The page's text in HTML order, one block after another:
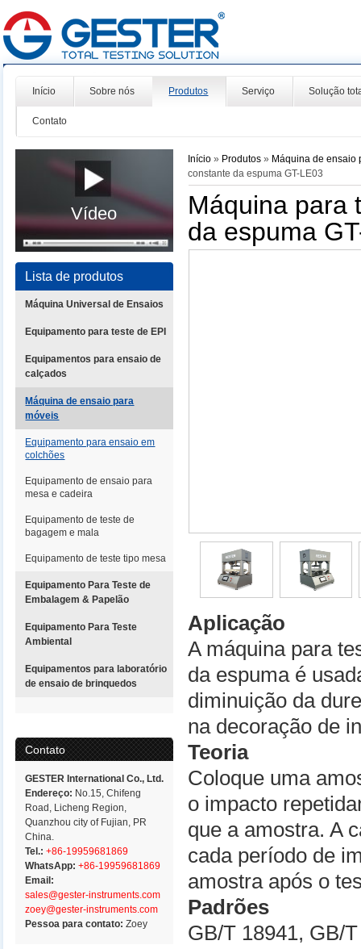
Início Sobre nós Produtos Serviço Solução
Contato
Vídeo
Lista de produtos
Máquina Universal de Ensaios
Equipamento para teste de EPI
Equipamentos para ensaio de
calçados
Máquina de ensaio para
móveis
Equipamento para ensaio em
colchões
Equipamento de ensaio para
mesa e cadeira
Equipamento de teste de
bagagem e mala
Equipamento de teste tipo mesa
Equipamento Para Teste de
Embalagem & Papelão
Equipamento Para Teste
Ambiental
Equipamentos para laboratório
de ensaio de brinquedos
Contato
GESTER International Co., Ltd.
Endereço: No.15, Chifeng
Road, Licheng Region,
Quanzhou city of Fujian, PR
China.
Tel.: +86-19959681869
WhatsApp: +86-19959681869
Email:
sales@gester-instruments.com
zoey@gester-instruments.com
Pessoa para contato:Zoey
Início » Produtos» Máquina de ensaio
constante da espuma GT-LE03
Máquina para
da espuma
Aplicação
A máquina para
da espuma é
diminuição da
na decoração de
Teoria
Coloque uma
o impacto
que a amostra. A
cada período de
amostra após o
Padrões
GB/T 18941, GB/